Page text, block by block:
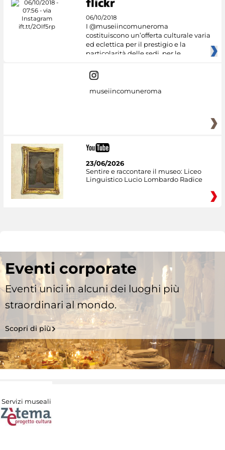
06/10/2018
I @museiincomuneroma
costituiscono un’offerta culturale varia
ed eclettica per il prestigio e la
particolarità delle sedi, per le
museiincomuneroma
23/06/2026
Sentire e raccontare il museo: Liceo
Linguistico Lucio Lombardo Radice
Eventi corporate
Eventi unici in alcuni dei luoghi più
straordinari al mondo.
Scopri di più
Servizi museali